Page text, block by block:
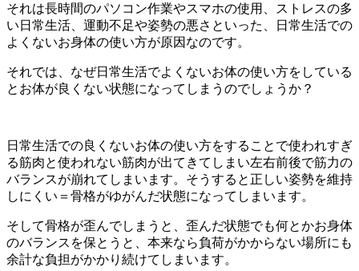
それは長時間のパソコン作業やスマホの使用、ストレスの多
い日常生活、運動不足や姿勢の悪さといった、日常生活での
よくないお身体の使い方が原因なのです。
それでは、なぜ日常生活でよくないお体の使い方をしている
とお体が良くない状態になってしまうのでしょうか？
日常生活での良くないお体の使い方をすることで使われすぎ
る筋肉と使われない筋肉が出てきてしまい左右前後で筋力の
バランスが崩れてしまいます。そうすると正しい姿勢を維持
しにくい＝骨格がゆがんだ状態になってしまいます。
そして骨格が歪んでしまうと、歪んだ状態でも何とかお身体
のバランスを保とうと、本来なら負荷がかからない場所にも
余計な負担がかかり続けてしまいます。